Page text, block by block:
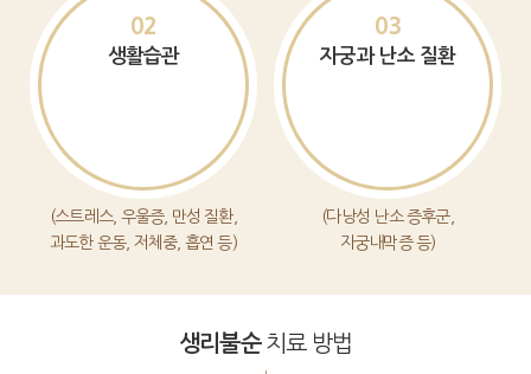
02
생활습관
(스트레스, 우울증, 만성 질환,
과도한 운동, 저체중, 흡연 등)
03
자궁과 난소 질환
(다낭성 난소 증후군,
자궁내막증 등)
생리불순치료 방법